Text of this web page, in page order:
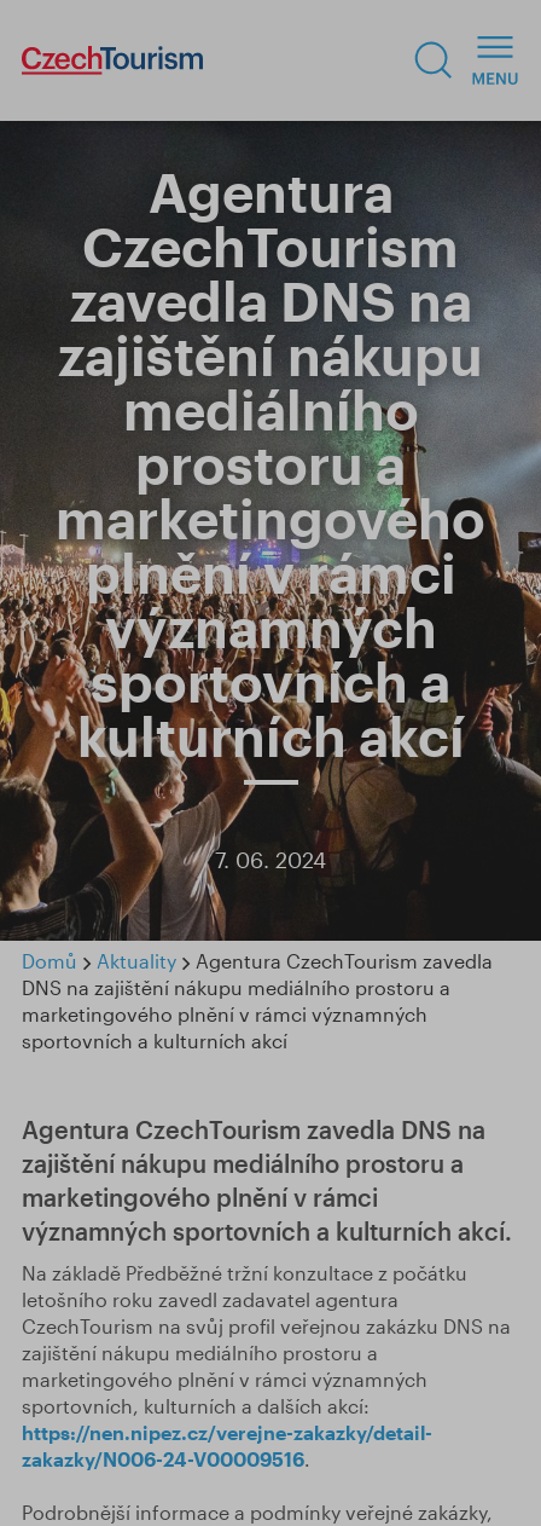
Agentura
CzechTourism
zavedla DNS na
zajištění nákupu
mediálního
prostoru a
marketingového
plnění v rámci
významných
sportovních a
kulturních akcí
7. 06. 2024
Domů Aktuality
Agentura CzechTourism zavedla
DNS na zajištění nákupu mediálního prostoru a
marketingového plnění v rámci významných
sportovních a kulturních akcí
Agentura CzechTourism zavedla DNS na
zajištění nákupu mediálního prostoru a
marketingového plnění v rámci
významných sportovních a kulturních akcí.
Na základě Předběžné tržní konzultace z počátku
letošního roku zavedl zadavatel agentura
CzechTourism na svůj profil veřejnou zakázku DNS na
zajištění nákupu mediálního prostoru a
marketingového plnění v rámci významných
sportovních, kulturních a dalších akcí:
https://nen.nipez.cz/verejne-zakazky/detail-
zakazky/N006-24-V00009516.
Podrobnější informace a podmínky veřejné zakázky,